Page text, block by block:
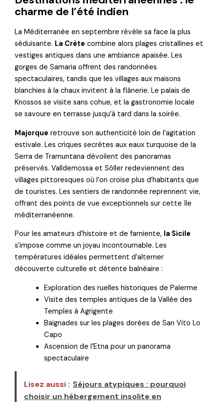
charme de l’été indien
La Méditerranée en septembre révèle sa face la plus
séduisante. La Crète combine alors plages cristallines et
vestiges antiques dans une ambiance apaisée. Les
gorges de Samaria offrent des randonnées
spectaculaires, tandis que les villages aux maisons
blanchies à la chaux invitent à la flânerie. Le palais de
Knossos se visite sans cohue, et la gastronomie locale
se savoure en terrasse jusqu’à tard dans la soirée.
Majorque retrouve son authenticité loin de l’agitation
estivale. Les criques secrètes aux eaux turquoise de la
Serra de Tramuntana dévoilent des panoramas
préservés. Valldemossa et Sóller redeviennent des
villages pittoresques où l’on croise plus d’habitants que
de touristes. Les sentiers de randonnée reprennent vie,
offrant des points de vue exceptionnels sur cette île
méditerranéenne.
Pour les amateurs d’histoire et de farniente, la Sicile
s’impose comme un joyau incontournable. Les
températures idéales permettent d’alterner
découverte culturelle et détente balnéaire :
Exploration des ruelles historiques de Palerme
Visite des temples antiques de la Vallée des
Temples à Agrigente
Baignades sur les plages dorées de San Vito Lo
Capo
Ascension de l’Etna pour un panorama
spectaculaire
Lisez aussi : Séjours atypiques : pourquoi
choisir un hébergement insolite en